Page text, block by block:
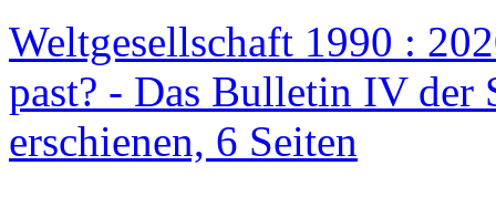
Weltgesellschaft 1990 :
past? - Das Bulletin IV der
erschienen, 6 Seiten